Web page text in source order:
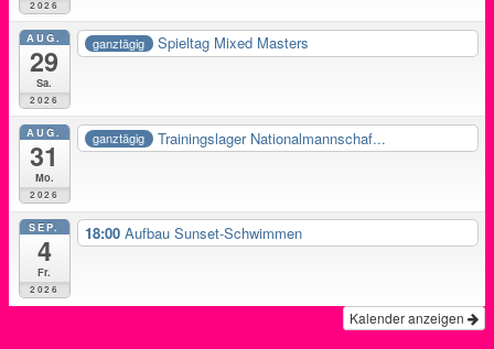
2026
AUG.
29
Sa.
2026
ganztägig Spieltag Mixed Masters
AUG.
31
Mo.
2026
ganztägig Trainingslager Nationalmannschaf...
SEP.
4
Fr.
2026
18:00 Aufbau Sunset-Schwimmen
Kalender anzeigen